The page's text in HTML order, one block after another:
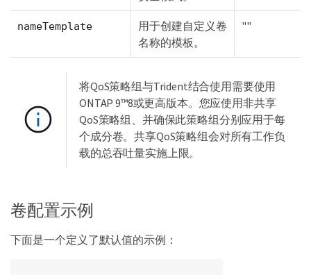
nameTemplate
用于创建自定义卷
名称的模板。
""
将QoS策略组与Trident结合使用需要使用
ONTAP 9™8或更高版本。您应使用非共享
QoS策略组、并确保此策略组分别应用于每
个成分卷。共享QoS策略组会对所有工作负
载的总吞吐量实施上限。
卷配置示例
下面是一个定义了默认值的示例：